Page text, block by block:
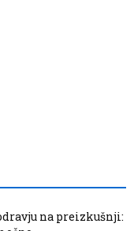
na preizkušnji: